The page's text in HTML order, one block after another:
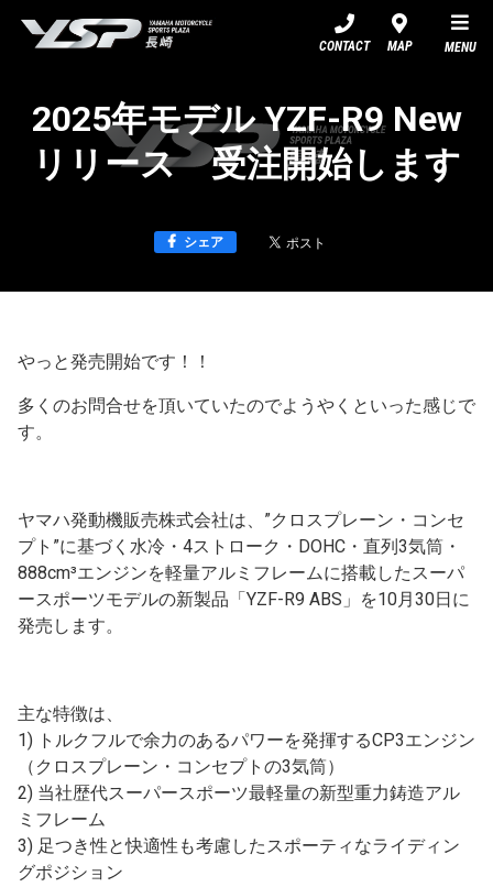
CONTACT MAP MENU
2025年モデル YZF-R9 New
リリース 受注開始します
シェア
やっと発売開始です！！
多くのお問合せを頂いていたのでようやくといった感じで
す。
ヤマハ発動機販売株式会社は、”クロスプレーン・コンセ
プト”に基づく水冷・4ストローク・DOHC・直列3気筒・
888cm³エンジンを軽量アルミフレームに搭載したスーパ
ースポーツモデルの新製品「YZF-R9 ABS」を10月30日に
発売します。
主な特徴は、
1) トルクフルで余力のあるパワーを発揮するCP3エンジン
（クロスプレーン・コンセプトの3気筒）
2) 当社歴代スーパースポーツ最軽量の新型重力鋳造アル
ミフレーム
3) 足つき性と快適性も考慮したスポーティなライディン
グポジション